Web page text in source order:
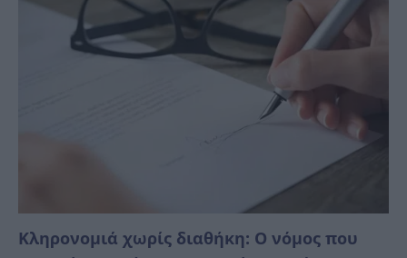
Κληρονομιά χωρίς διαθήκη: Ο νόμος που